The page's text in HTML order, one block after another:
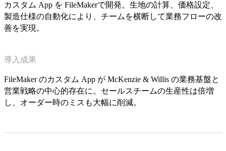
カスタム App を FileMakerで開発。生地の計算、価格設定、
製造仕様の自動化により、チームを横断して業務フローの改
善を実現。
導入成果
FileMaker のカスタム App が McKenzie & Willis の業務基盤と
営業戦略の中心的存在に。セールスチームの生産性は倍増
し、オーダー時のミスも大幅に削減。